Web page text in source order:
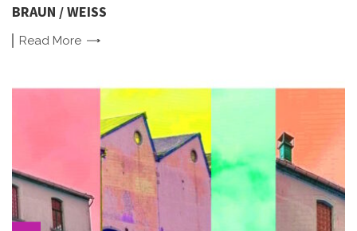
BRAUN / WEISS
Read More